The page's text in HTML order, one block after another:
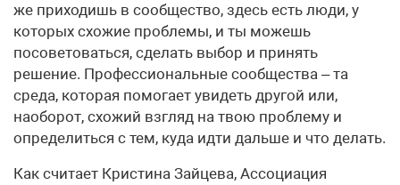
же приходишь в сообщество, здесь есть люди, у
которых схожие проблемы, и ты можешь
посоветоваться, сделать выбор и принять
решение. Профессиональные сообщества – та
среда, которая помогает увидеть другой или,
наоборот, схожий взгляд на твою проблему и
определиться с тем, куда идти дальше и что делать.
Как считает Кристина Зайцева, Ассоциация